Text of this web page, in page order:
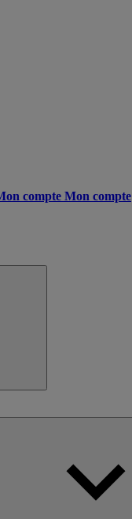
compte Mon compte